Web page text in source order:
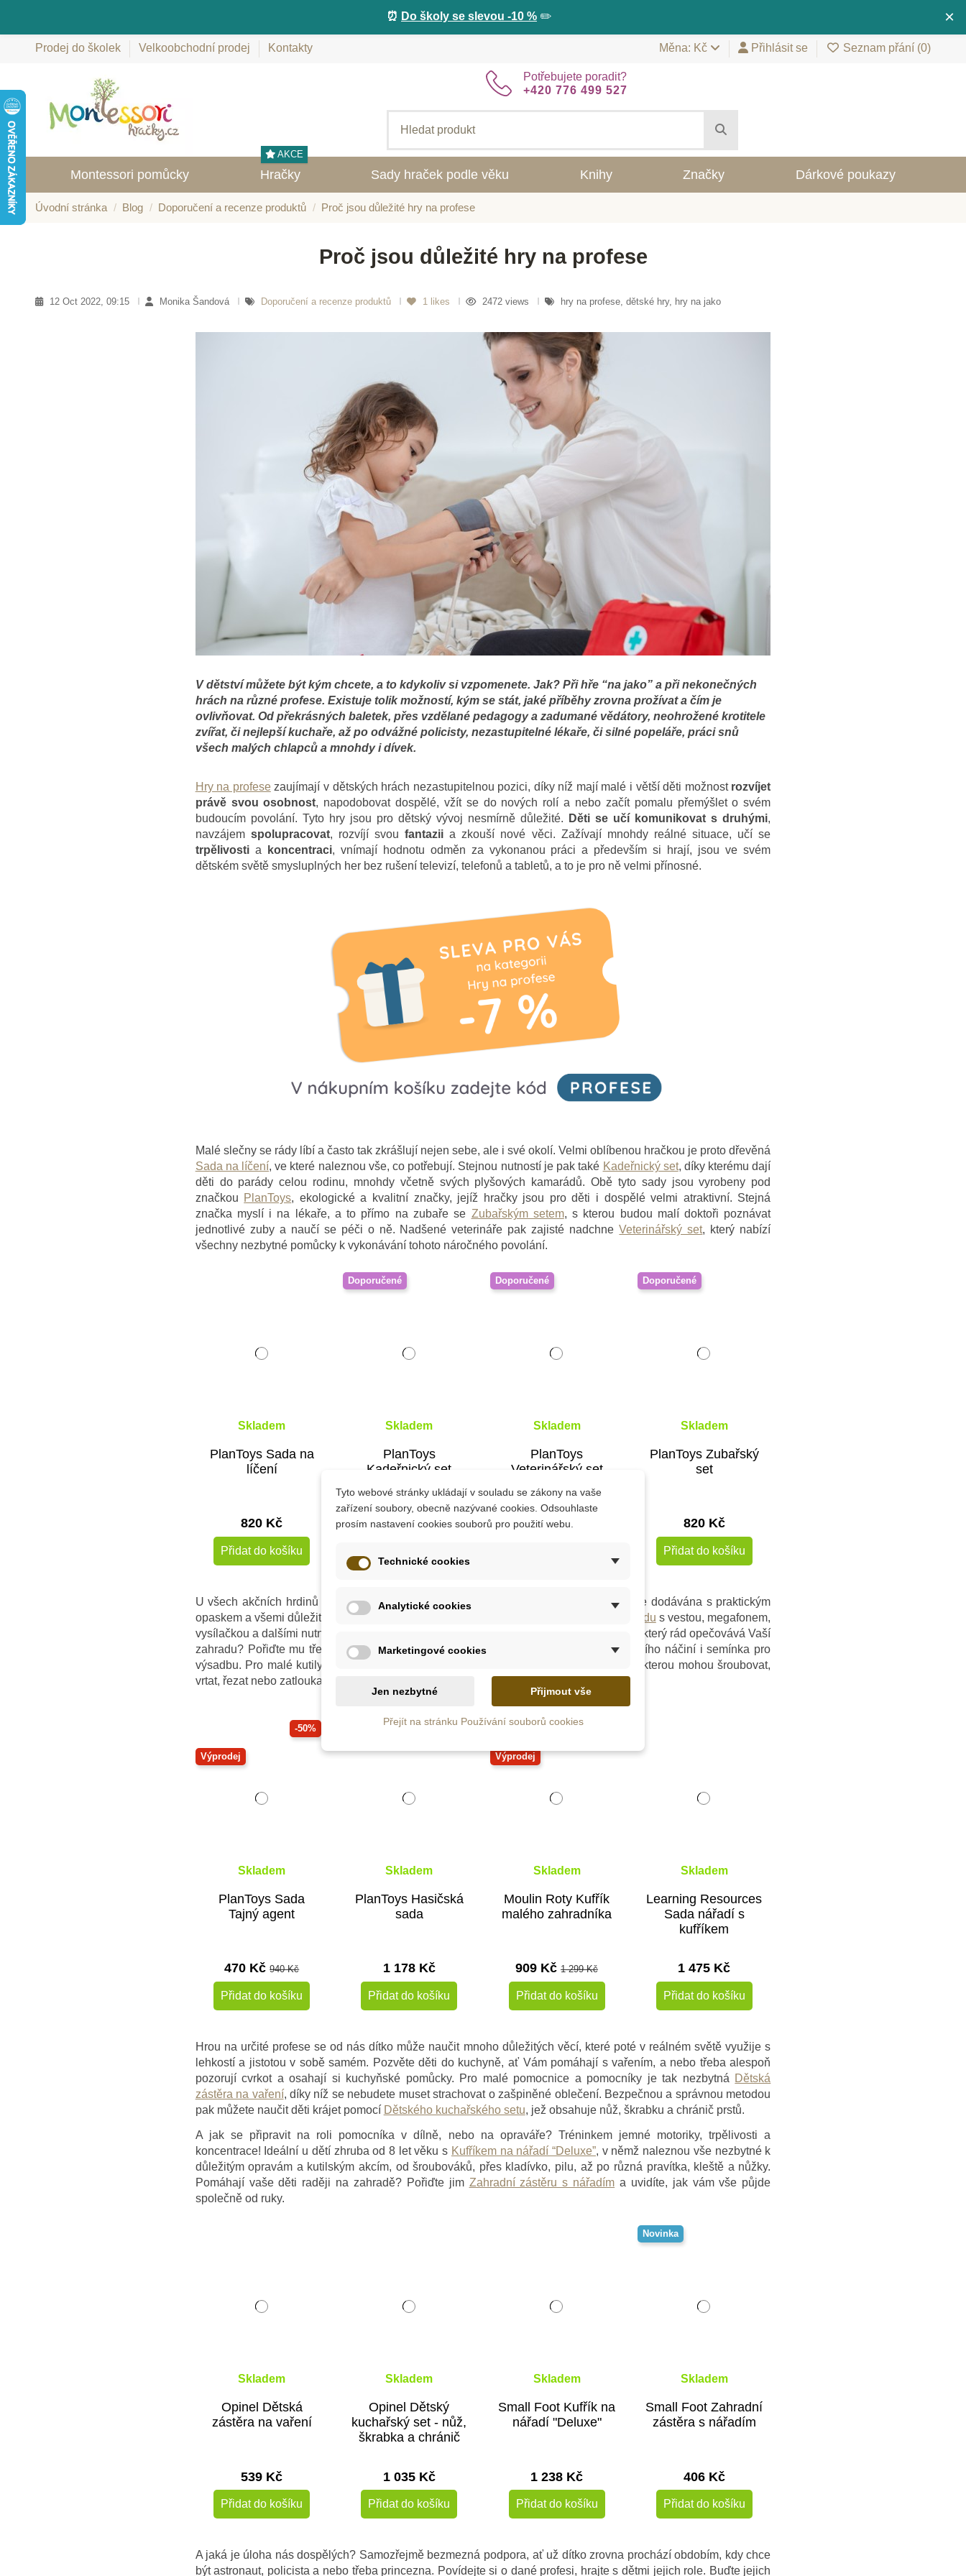
×
⏰ Do školy se slevou -10 % ✏️
Prodej do školek Velkoobchodní prodej Kontakty Měna: Kč Přihlásit se Seznam přání (0)
Potřebujete poradit?
+420 776 499 527
Montessori pomůcky Hračky
AKCE
Sady hraček podle věku Knihy Značky Dárkové poukazy
Úvodní stránka Blog Doporučení a recenze produktů Proč jsou důležité hry na profese
Proč jsou důležité hry na profese
12 Oct 2022, 09:15 Monika Šandová Doporučení a recenze produktů 1 likes 2472 views hry na profese, dětské hry, hry na jako
V dětství můžete být kým chcete, a to kdykoliv si vzpomenete. Jak? Při hře “na jako” a při nekonečných
hrách na různé profese. Existuje tolik možností, kým se stát, jaké příběhy zrovna prožívat a čím je
ovlivňovat. Od překrásných baletek, přes vzdělané pedagogy a zadumané vědátory, neohrožené krotitele
zvířat, či nejlepší kuchaře, až po odvážné policisty, nezastupitelné lékaře, či silné popeláře, práci snů
všech malých chlapců a mnohdy i dívek.
Hry na profesezaujímají v dětských hrách nezastupitelnou pozici, díky níž mají malé i větší děti možnost rozvíjet
právě svou osobnost, napodobovat dospělé, vžít se do nových rolí a nebo začít pomalu přemýšlet o svém
budoucím povolání. Tyto hry jsou pro dětský vývoj nesmírně důležité.
Děti se učí komunikovat s druhými,
navzájem spolupracovat, rozvíjí svoufantazii a zkouší nové věci. Zažívají mnohdy reálné situace, učí se
trpělivostia koncentraci, vnímají hodnotu odměn za vykonanou práci a především si hrají, jsou ve svém
dětském světě smysluplných her bez rušení televizí, telefonů a tabletů, a to je pro ně velmi přínosné.
Malé slečny se rády líbí a často tak zkrášlují nejen sebe, ale i své okolí. Velmi oblíbenou hračkou je proto dřevěná
Sada na líčení, ve které naleznou vše, co potřebují. Stejnou nutností je pak také Kadeřnický set, díky kterému dají
děti do parády celou rodinu, mnohdy včetně svých plyšových kamarádů. Obě tyto sady jsou vyrobeny pod
značkou PlanToys, ekologické a kvalitní značky, jejíž hračky jsou pro děti i dospělé velmi atraktivní. Stejná
značka myslí i na lékaře, a to přímo na zubaře se Zubařským setem, s kterou budou malí doktoři poznávat
jednotlivé zuby a naučí se péči o ně. Nadšené veterináře pak zajisté nadchneVeterinářský set, který nabízí
všechny nezbytné pomůcky k vykonávání tohoto náročného povolání.
Skladem
PlanToys Sada na
líčení
820 Kč
Přidat do košíku
Doporučené
Skladem
PlanToys
Kadeřnický set
820 Kč
Doporučené
Skladem
PlanToys
Veterinářský set
820 Kč
Doporučené
Skladem
PlanToys Zubařský
set
820 Kč
Přidat do košíku
U všech akčních hrdinů a tajných agentů najde využití úžasná Sada tajný agent, jež je dodávána s praktickým
opaskem a všemi důležitými pátracími pomůckami, a odvážní hasiči ocení
Hasičskou sadu s vestou, megafonem,
vysílačkou a dalšími nutnostmi ve výbavě správného hasiče. Že máte doma pomocníka, který rád opečovává Vaší
zahradu? Pořiďte mu třeba
Kufřík malého zahradníka, v němž nalezne kromě zahradního náčiní i semínka pro
výsadbu. Pro malé kutily a pomocníky v díle doporučujeme
, s kterou mohou šroubovat,
vrtat, řezat nebo zatloukat.
-50%
Výprodej
Skladem
PlanToys Sada
Tajný agent
470 Kč940 Kč
Přidat do košíku
Doporučené
Skladem
PlanToys Hasičská
sada
1 178 Kč
Přidat do košíku
Výprodej
Skladem
Moulin Roty Kufřík
malého zahradníka
909 Kč1 299 Kč
Přidat do košíku
Skladem
Learning Resources
Sada nářadí s
kufříkem
1 475 Kč
Přidat do košíku
Hrou na určité profese se od nás dítko může naučit mnoho důležitých věcí, které poté v reálném světě využije s
lehkostí a jistotou v sobě samém. Pozvěte děti do kuchyně, ať Vám pomáhají s vařením, a nebo třeba alespoň
pozorují cvrkot a osahají si kuchyňské pomůcky. Pro malé pomocnice a pomocníky je tak nezbytná Dětská
zástěra na vaření, díky níž se nebudete muset strachovat o zašpiněné oblečení. Bezpečnou a správnou metodou
pak můžete naučit děti krájet pomocí Dětského kuchařského setu, jež obsahuje nůž, škrabku a chránič prstů.
A jak se připravit na roli pomocníka v dílně, nebo na opraváře? Tréninkem jemné motoriky, trpělivosti a
koncentrace! Ideální u dětí zhruba od 8 let věku s Kufříkem na nářadí “Deluxe”, v němž naleznou vše nezbytné k
důležitým opravám a kutilským akcím, od šroubováků, přes kladívko, pilu, až po různá pravítka, kleště a nůžky.
Pomáhají vaše děti raději na zahradě? Pořiďte jim Zahradní zástěru s nářadím a uvidíte, jak vám vše půjde
společně od ruky.
Skladem
Opinel Dětská
zástěra na vaření
539 Kč
Přidat do košíku
Skladem
Opinel Dětský
kuchařský set - nůž,
škrabka a chránič
1 035 Kč
Přidat do košíku
Skladem
Small Foot Kufřík na
nářadí "Deluxe"
1 238 Kč
Přidat do košíku
Novinka
Skladem
Small Foot Zahradní
zástěra s nářadím
406 Kč
Přidat do košíku
A jaká je úloha nás dospělých? Samozřejmě bezmezná podpora, ať už dítko zrovna prochází obdobím, kdy chce
být astronaut, policista a nebo třeba princezna. Povídejte si o dané profesi, hrajte s dětmi jejich role. Buďte jejich
Tyto webové stránky ukládají v souladu se zákony na vaše
zařízení soubory, obecně nazývané cookies. Odsouhlaste
prosím nastavení cookies souborů pro použití webu.
Technické cookies
Analytické cookies
Marketingové cookies
Jen nezbytné Přijmout vše
Přejít na stránku Používání souborů cookies